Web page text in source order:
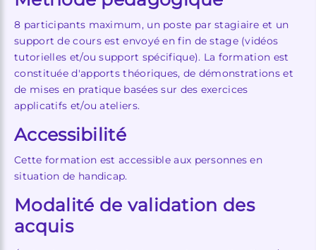
8 participants maximum, un poste par stagiaire et un
support de cours est envoyé en fin de stage (vidéos
tutorielles et/ou support spécifique). La formation est
constituée d'apports théoriques, de démonstrations et
de mises en pratique basées sur des exercices
applicatifs et/ou ateliers.
Accessibilité
Cette formation est accessible aux personnes en
situation de handicap.
Modalité de validation des
acquis